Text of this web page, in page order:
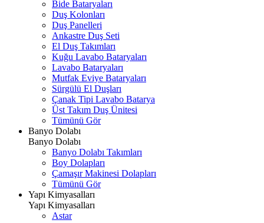
Bide Bataryaları
Duş Kolonları
Duş Panelleri
Ankastre Duş Seti
El Duş Takımları
Kuğu Lavabo Bataryaları
Lavabo Bataryaları
Mutfak Eviye Bataryaları
Sürgülü El Duşları
Çanak Tipi Lavabo Batarya
Üst Takım Duş Ünitesi
Tümünü Gör
Banyo Dolabı
Banyo Dolabı
Banyo Dolabı Takımları
Boy Dolapları
Çamaşır Makinesi Dolapları
Tümünü Gör
Yapı Kimyasalları
Yapı Kimyasalları
Astar